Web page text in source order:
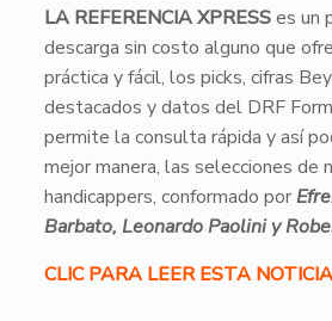
LA REFERENCIA XPRESSes un
descarga sin costo alguno que
práctica y fácil, los picks, cifras
destacados y datos del DRF
permite la consulta rápida y así
mejor manera, las selecciones de
handicappers, conformado por
Barbato, Leonardo Paolini y
CLIC PARA LEER ESTA